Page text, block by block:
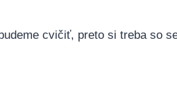
cvičiť, preto si treba so